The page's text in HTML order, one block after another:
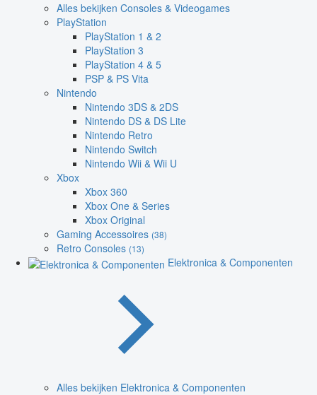
Alles bekijken Consoles & Videogames
PlayStation
PlayStation 1 & 2
PlayStation 3
PlayStation 4 & 5
PSP & PS Vita
Nintendo
Nintendo 3DS & 2DS
Nintendo DS & DS Lite
Nintendo Retro
Nintendo Switch
Nintendo Wii & Wii U
Xbox
Xbox 360
Xbox One & Series
Xbox Original
Gaming Accessoires (38)
Retro Consoles (13)
Elektronica & Componenten
Alles bekijken Elektronica & Componenten